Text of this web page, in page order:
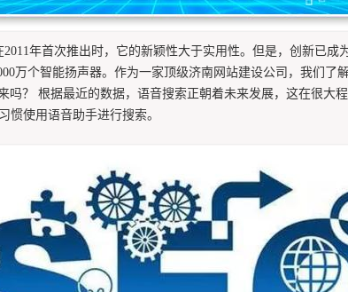
年首次推出时，它的新颖性大于实用性。但是，创新已成
万个智能扬声器。作为一家顶级济南网站建设公司，我们
吗？ 根据最近的数据，语音搜索正朝着未来发展，这在很
惯使用语音助手进行搜索。